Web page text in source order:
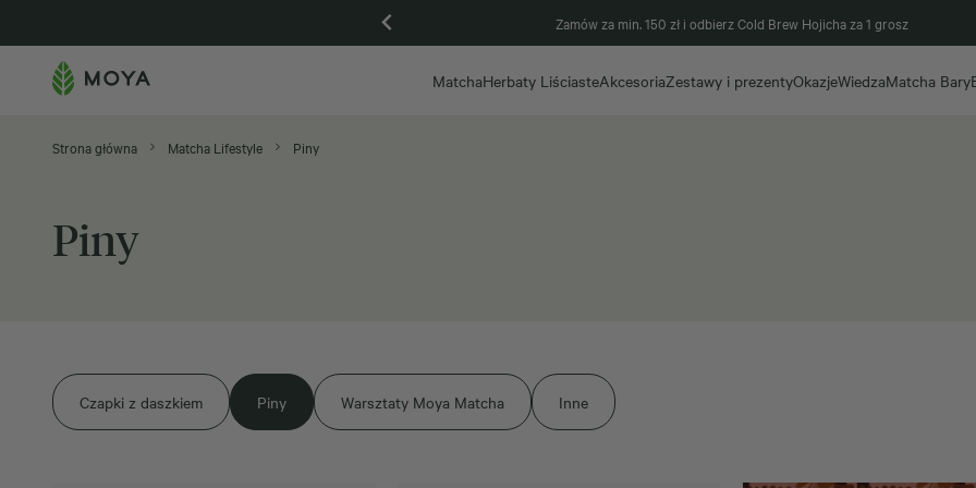
Zamów za min. 150 zł i odbierz Cold Brew Hojicha za 1 grosz
MatchaHerbaty LiściasteAkcesoriaZestawy i prezentyOkazjeWiedzaMatcha Bary
Strona główna Matcha Lifestyle Piny
Piny
Czapki z daszkiem Piny Warsztaty Moya Matcha Inne